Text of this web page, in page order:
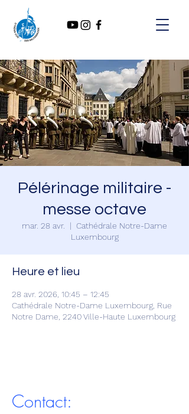
Pélérinage militaire -
messe octave
mar. 28 avr.
  |
Cathédrale Notre-Dame
Luxembourg
Heure et lieu
28 avr. 2026, 10:45 – 12:45
Cathédrale Notre-Dame Luxembourg, Rue
Notre Dame, 2240 Ville-Haute Luxembourg
Contact: